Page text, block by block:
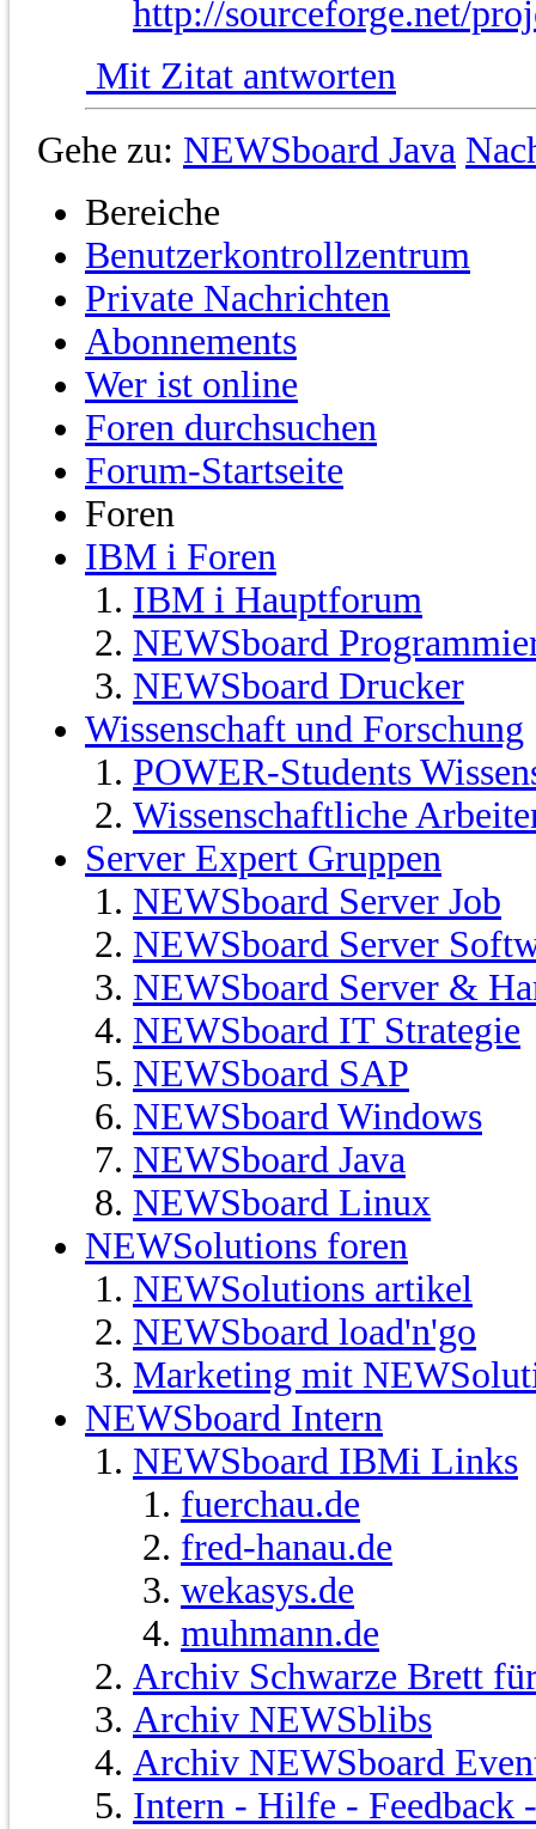
http://sourceforge.net/
Mit Zitat antworten
Gehe zu: NEWSboard Java
Bereiche
Benutzerkontrollzentrum
Private Nachrichten
Abonnements
Wer ist online
Foren durchsuchen
Forum-Startseite
Foren
IBM i Foren
IBM i Hauptforum
NEWSboard
NEWSboard Drucker
Wissenschaft und Forschung
POWER-Students
Wissenschaftliche
Server Expert Gruppen
NEWSboard Server Job
NEWSboard Server
NEWSboard Server &
NEWSboard IT Strategie
NEWSboard SAP
NEWSboard Windows
NEWSboard Java
NEWSboard Linux
NEWSolutions foren
NEWSolutions artikel
NEWSboard load'n'go
Marketing mit
NEWSboard Intern
NEWSboard IBMi Links
fuerchau.de
fred-hanau.de
wekasys.de
muhmann.de
Archiv Schwarze Brett
Archiv NEWSblibs
Archiv NEWSboard
Intern - Hilfe - Feedback